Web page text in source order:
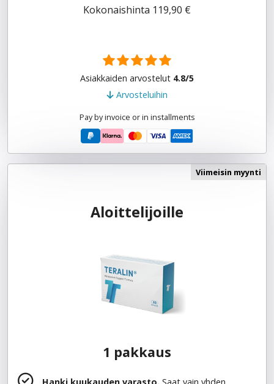
Viimeisin myynti
Aloittelijoille
1 pakkaus
Hanki kuukauden varasto. Saat vain yhden
Kokonaishinta 119,90 €
Asiakkaiden arvostelut 4.8/5
Arvosteluihin
Pay by invoice or in installments